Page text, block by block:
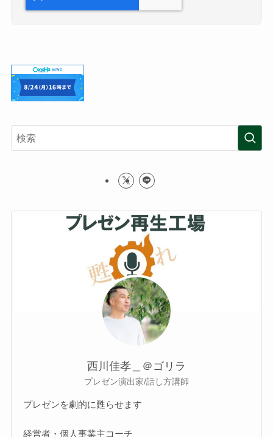
西川佳孝＿＠ゴリラ
プレゼン演出家/話し方講師
プレゼンを劇的に甦らせます
経営者・個人事業主コーチ